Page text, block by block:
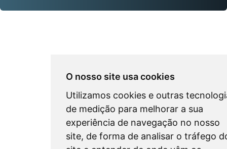
O nosso site usa cookies
Utilizamos cookies e outras
de medição para melhorar a sua
experiência de navegação no nosso
site, de forma de analisar o tráfego